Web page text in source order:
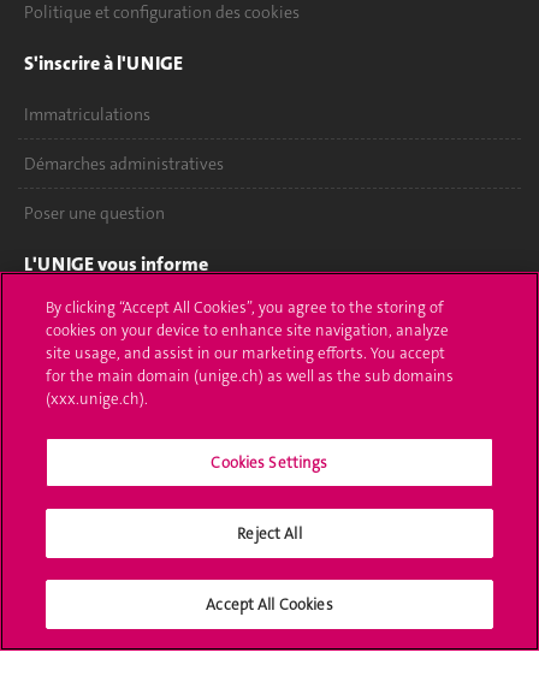
Politique et configuration des cookies
S'inscrire à l'UNIGE
Immatriculations
Démarches administratives
Poser une question
L'UNIGE vous informe
UNIGE Mobile
Médias
Offres d'emploi
Calendrier académique
Médias sociaux UNIGE
By clicking “Accept All Cookies”, you agree to the storing of
cookies on your device to enhance site navigation, analyze
site usage, and assist in our marketing efforts. You accept
for the main domain (unige.ch) as well as the sub domains
(xxx.unige.ch).
Cookies Settings
Reject All
Accept All Cookies